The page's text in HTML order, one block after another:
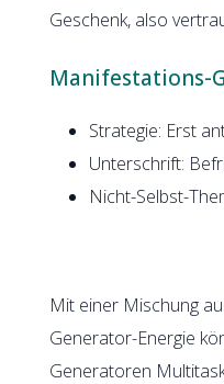
Geschenk, also
Manifestations-
Strategie: Erst
Unterschrift:
Nicht-Selbst-
Mit einer Mischung
Generator-Energie
Generatoren